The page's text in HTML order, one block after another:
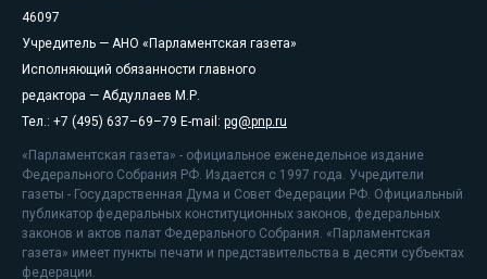
46097
Учредитель — АНО «Парламентская газета»
Исполняющий обязанности главного
редактора — Абдуллаев М.Р.
Тел.: +7 (495) 637–69–79 E-mail: pg@pnp.ru
«Парламентская газета» - официальное еженедельное издание
Федерального Собрания РФ. Издается с 1997 года. Учредители
газеты - Государственная Дума и Совет Федерации РФ. Официальный
публикатор федеральных конституционных законов, федеральных
законов и актов палат Федерального Собрания. «Парламентская
газета» имеет пункты печати и представительства в десяти субъектах
федерации.